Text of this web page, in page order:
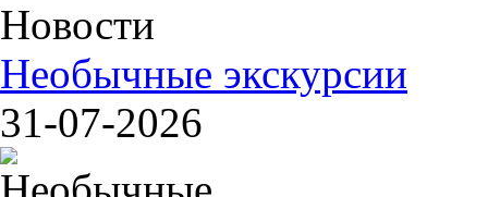
Новости
Необычные экскурсии
31-07-2026